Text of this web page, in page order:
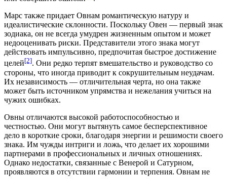
Марс также придает Овнам романтическую натуру и
идеалистические склонности. Поскольку Овен — первый знак
зодиака, он не всегда умудрен жизненным опытом и может
недооценивать риски. Представители этого знака могут
действовать импульсивно, предпочитая быстрое достижение
целей[2]. Они редко терпят вмешательство и руководство со
стороны, что иногда приводит к сокрушительным неудачам.
Их независимость — отличительная черта, но она также
может быть источником упрямства и нежелания учиться на
чужих ошибках.
Овны отличаются высокой работоспособностью и
честностью. Они могут вытянуть самое бесперспективное
дело в короткие сроки, благодаря энергии и решимости своего
знака. Им чужды интриги и ложь, что делает их хорошими
партнерами в профессиональных и личных отношениях.
Однако недостатки, связанные с Венерой и Сатурном,
проявляются в отсутствии гармонии и терпения. Овнам не